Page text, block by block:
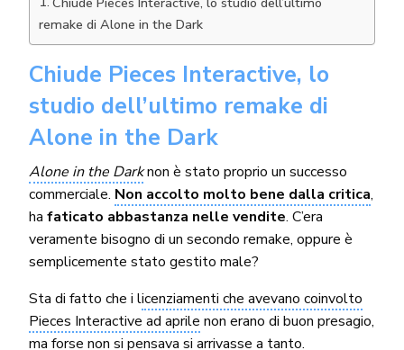
remake di Alone in the Dark
Chiude Pieces Interactive, lo
studio dell’ultimo remake di
Alone in the Dark
Alone in the Darknon è stato proprio un successo
commerciale. Non accolto molto bene dalla critica,
ha faticato abbastanza nelle vendite. C’era
veramente bisogno di un secondo remake, oppure è
semplicemente stato gestito male?
Sta di fatto che i licenziamenti che avevano coinvolto
Pieces Interactive ad aprile non erano di buon presagio,
ma forse non si pensava si arrivasse a tanto.